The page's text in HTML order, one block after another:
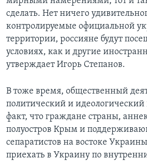
сделать. Нет ничего
контролируемые официальной
территории, россияне будут
условиях, как и другие
утверждает Игорь Степанов.
В тоже время, общественный
политический и идеологический
факт, что граждане страны,
полуостров Крым и
сепаратистов на востоке
приехать в Украину по